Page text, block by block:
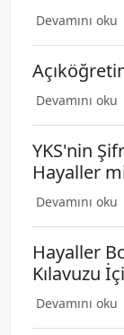
Devamını oku
Devamını oku
YKS'nin
Hayaller
Devamını oku
Hayaller
Kılavuzu
Devamını oku